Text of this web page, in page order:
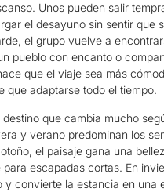
Unos pueden salir
el desayuno sin sentir que
el grupo vuelve a
pueblo con encanto o
que el viaje sea más
que adaptarse todo el tiempo.
destino que cambia mucho
y verano predominan los
el paisaje gana una
para escapadas cortas. En
y convierte la estancia en una